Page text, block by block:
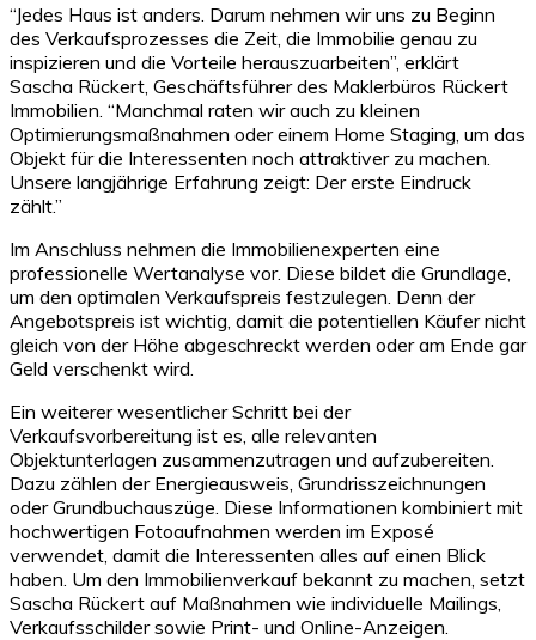
“Jedes Haus ist anders. Darum nehmen wir uns zu Beginn
des Verkaufsprozesses die Zeit, die Immobilie genau zu
inspizieren und die Vorteile herauszuarbeiten”, erklärt
Sascha Rückert, Geschäftsführer des Maklerbüros Rückert
Immobilien. “Manchmal raten wir auch zu kleinen
Optimierungsmaßnahmen oder einem Home Staging, um das
Objekt für die Interessenten noch attraktiver zu machen.
Unsere langjährige Erfahrung zeigt: Der erste Eindruck
zählt.”
Im Anschluss nehmen die Immobilienexperten eine
professionelle Wertanalyse vor. Diese bildet die Grundlage,
um den optimalen Verkaufspreis festzulegen. Denn der
Angebotspreis ist wichtig, damit die potentiellen Käufer nicht
gleich von der Höhe abgeschreckt werden oder am Ende gar
Geld verschenkt wird.
Ein weiterer wesentlicher Schritt bei der
Verkaufsvorbereitung ist es, alle relevanten
Objektunterlagen zusammenzutragen und aufzubereiten.
Dazu zählen der Energieausweis, Grundrisszeichnungen
oder Grundbuchauszüge. Diese Informationen kombiniert mit
hochwertigen Fotoaufnahmen werden im Exposé
verwendet, damit die Interessenten alles auf einen Blick
haben. Um den Immobilienverkauf bekannt zu machen, setzt
Sascha Rückert auf Maßnahmen wie individuelle Mailings,
Verkaufsschilder sowie Print- und Online-Anzeigen.